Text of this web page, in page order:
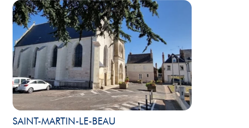
SAINT-MARTIN-LE-BEAU